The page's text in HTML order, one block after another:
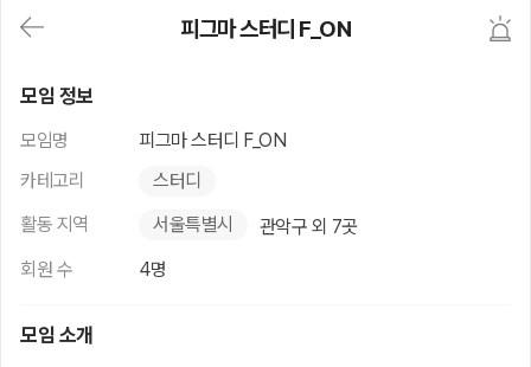
피그마 스터디 F_ON
모임 정보
모임명
피그마 스터디 F_ON
카테고리
스터디
활동 지역
서울특별시
관악구 외 7곳
회원 수
4명
모임 소개